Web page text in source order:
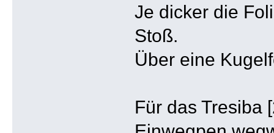
Je dicker die
Stoß.
Über eine
Für das Tresiba